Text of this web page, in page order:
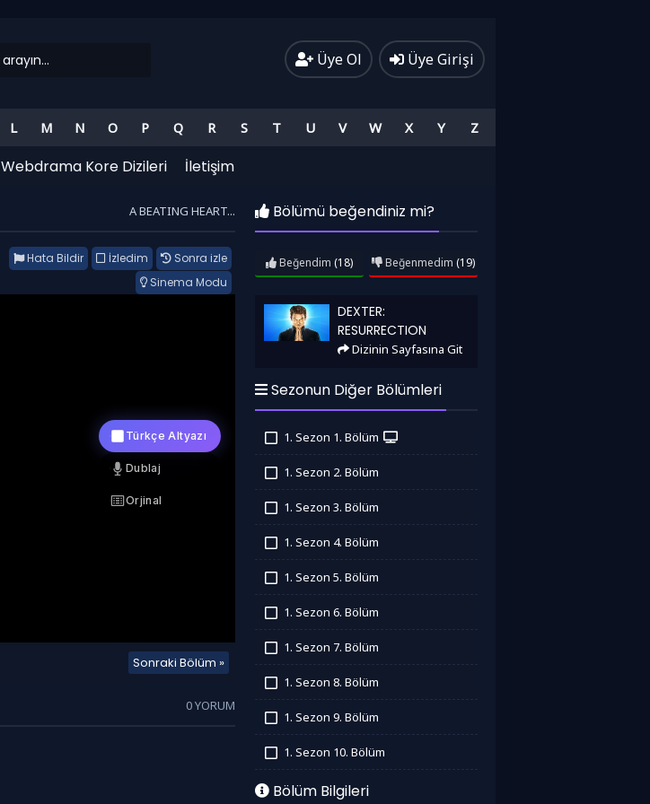
Üye Ol Üye Girişi
L M N O P Q R S T U V W X Y Z
Webdrama Kore Dizileri İletişim
A BEATING HEART...
Sonra izle
İzledim
Hata Bildir
Sinema Modu
Sonraki Bölüm »
Bölümü beğendiniz mi?
Beğendim (18) Beğenmedim (19)
Dexter: ResurrectionDEXTER:
RESURRECTION
Dizinin Sayfasına Git
Sezonun Diğer Bölümleri
1. Sezon 1. Bölüm
1. Sezon 2. Bölüm
1. Sezon 3. Bölüm
1. Sezon 4. Bölüm
1. Sezon 5. Bölüm
1. Sezon 6. Bölüm
1. Sezon 7. Bölüm
1. Sezon 8. Bölüm
1. Sezon 9. Bölüm
1. Sezon 10. Bölüm
Bölüm Bilgileri
0 YORUM